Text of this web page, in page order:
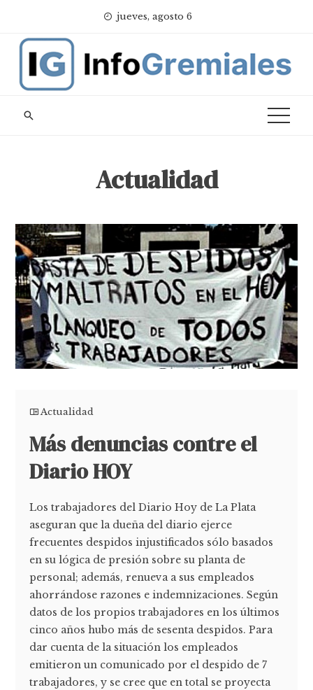
content
jueves, agosto 6
Actualidad
Actualidad
Más denuncias contre el
Diario HOY
Los trabajadores del Diario Hoy de La Plata
aseguran que la dueña del diario ejerce
frecuentes despidos injustificados sólo basados
en su lógica de presión sobre su planta de
personal; además, renueva a sus empleados
ahorrándose razones e indemnizaciones. Según
datos de los propios trabajadores en los últimos
cinco años hubo más de sesenta despidos. Para
dar cuenta de la situación los empleados
emitieron un comunicado por el despido de 7
trabajadores, y se cree que en total se proyecta